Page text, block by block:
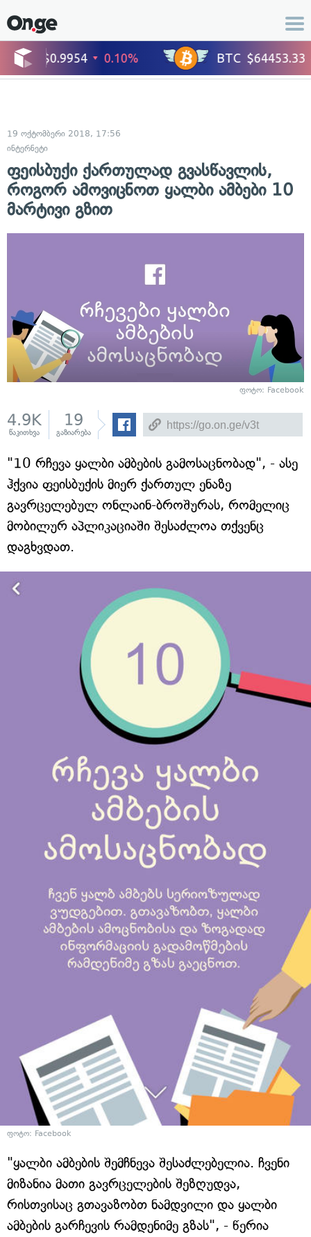
19 ოქტომბერი 2018, 17:56
ინტერნეტი
ფეისბუქი ქართულად გვასწავლის,
როგორ ამოვიცნოთ ყალბი ამბები 10
მარტივი გზით
ფოტო: Facebook
4.9K
წაკითხვა
19
გაზიარება
"10 რჩევა ყალბი ამბების გამოსაცნობად", - ასე
ჰქვია ფეისბუქის მიერ ქართულ ენაზე
გავრცელებულ ონლაინ-ბროშურას, რომელიც
მობილურ აპლიკაციაში შესაძლოა თქვენც
დაგხვდათ.
ფოტო: Facebook
"ყალბი ამბების შემჩნევა შესაძლებელია. ჩვენი
მიზანია მათი გავრცელების შეზღუდვა,
რისთვისაც გთავაზობთ ნამდვილი და ყალბი
ამბების გარჩევის რამდენიმე გზას", - წერია